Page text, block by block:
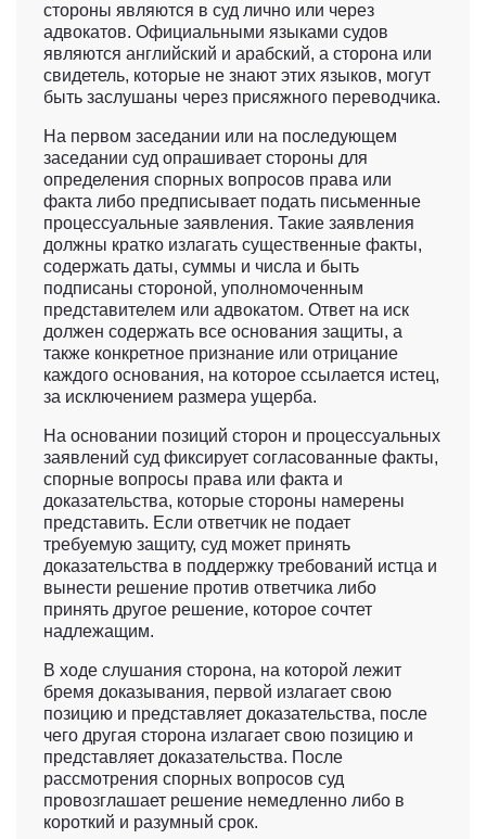
стороны являются в суд лично или через
адвокатов. Официальными языками судов
являются английский и арабский, а сторона или
свидетель, которые не знают этих языков, могут
быть заслушаны через присяжного переводчика.
На первом заседании или на последующем
заседании суд опрашивает стороны для
определения спорных вопросов права или
факта либо предписывает подать письменные
процессуальные заявления. Такие заявления
должны кратко излагать существенные факты,
содержать даты, суммы и числа и быть
подписаны стороной, уполномоченным
представителем или адвокатом. Ответ на иск
должен содержать все основания защиты, а
также конкретное признание или отрицание
каждого основания, на которое ссылается истец,
за исключением размера ущерба.
На основании позиций сторон и процессуальных
заявлений суд фиксирует согласованные факты,
спорные вопросы права или факта и
доказательства, которые стороны намерены
представить. Если ответчик не подает
требуемую защиту, суд может принять
доказательства в поддержку требований истца и
вынести решение против ответчика либо
принять другое решение, которое сочтет
надлежащим.
В ходе слушания сторона, на которой лежит
бремя доказывания, первой излагает свою
позицию и представляет доказательства, после
чего другая сторона излагает свою позицию и
представляет доказательства. После
рассмотрения спорных вопросов суд
провозглашает решение немедленно либо в
короткий и разумный срок.